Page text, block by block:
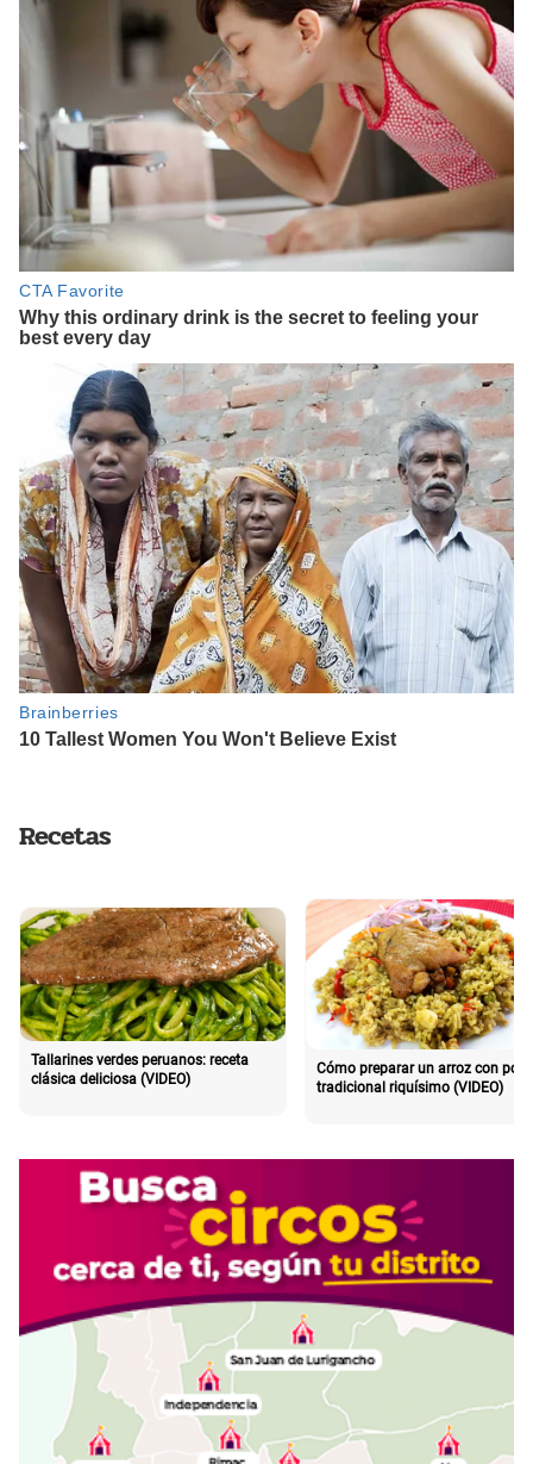
Recetas
Tallarines verdes peruanos: receta
clásica deliciosa (VIDEO)
Cómo preparar un arroz con pollo
tradicional riquísimo (VIDEO)